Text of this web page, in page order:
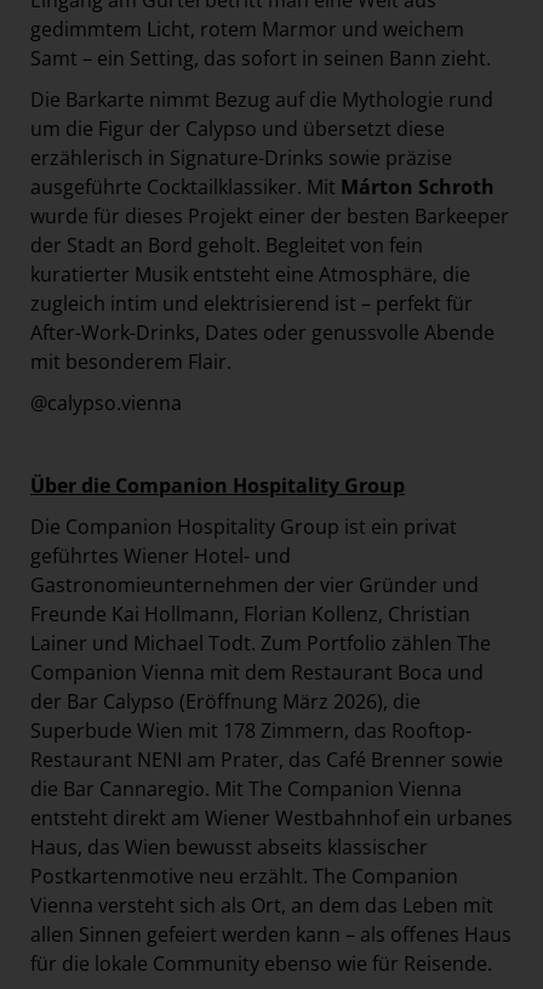
gedimmtem Licht, rotem Marmor und weichem
Samt – ein Setting, das sofort in seinen Bann zieht.
Die Barkarte nimmt Bezug auf die Mythologie rund
um die Figur der Calypso und übersetzt diese
erzählerisch in Signature-Drinks sowie präzise
ausgeführte Cocktailklassiker. Mit Márton Schroth
wurde für dieses Projekt einer der besten Barkeeper
der Stadt an Bord geholt. Begleitet von fein
kuratierter Musik entsteht eine Atmosphäre, die
zugleich intim und elektrisierend ist – perfekt für
After-Work-Drinks, Dates oder genussvolle Abende
mit besonderem Flair.
@calypso.vienna
Über die Companion Hospitality Group
Die Companion Hospitality Group ist ein privat
geführtes Wiener Hotel- und
Gastronomieunternehmen der vier Gründer und
Freunde Kai Hollmann, Florian Kollenz, Christian
Lainer und Michael Todt. Zum Portfolio zählen The
Companion Vienna mit dem Restaurant Boca und
der Bar Calypso (Eröffnung März 2026), die
Superbude Wien mit 178 Zimmern, das Rooftop-
Restaurant NENI am Prater, das Café Brenner sowie
die Bar Cannaregio. Mit The Companion Vienna
entsteht direkt am Wiener Westbahnhof ein urbanes
Haus, das Wien bewusst abseits klassischer
Postkartenmotive neu erzählt. The Companion
Vienna versteht sich als Ort, an dem das Leben mit
allen Sinnen gefeiert werden kann – als offenes Haus
für die lokale Community ebenso wie für Reisende.